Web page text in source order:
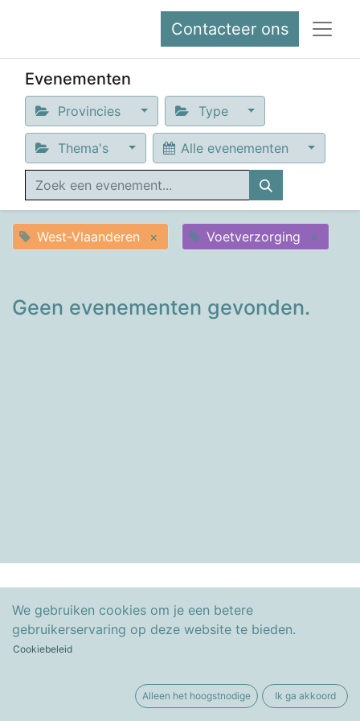
Contacteer ons
Evenementen
Provincies Type
Thema's Alle evenementen
West-Vlaanderen × Voetverzorging ×
Geen evenementen gevonden.
Copyright ©Besko
We gebruiken cookies om je een betere
gebruikerservaring op deze website te bieden.
Cookiebeleid
Alleen het hoogstnodige Ik ga akkoord